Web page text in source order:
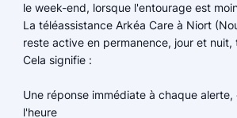
le week-end, lorsque l'entourage est
La téléassistance Arkéa Care à Niort
reste active en permanence, jour et nuit,
Cela signifie :
Une réponse immédiate à chaque
l'heure